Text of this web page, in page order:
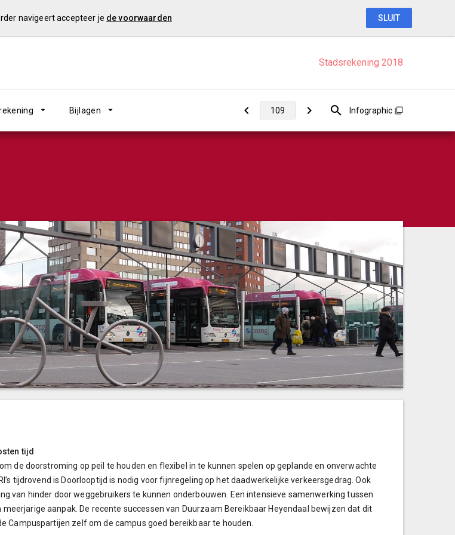
Stadsrekening 2018
Bijlagen Infographic
tijd
de doorstroming op peil te houden en flexibel in te kunnen spelen op geplande en onverwachte
tijdrovend is Doorlooptijd is nodig voor fijnregeling op het daadwerkelijke verkeersgedrag. Ook
van hinder door weggebruikers te kunnen onderbouwen. Een intensieve samenwerking tussen
aanpak. De recente successen van Duurzaam Bereikbaar Heyendaal bewijzen dat dit
zelf om de campus goed bereikbaar te houden.
navigeert accepteer je de voorwaarden SLUIT